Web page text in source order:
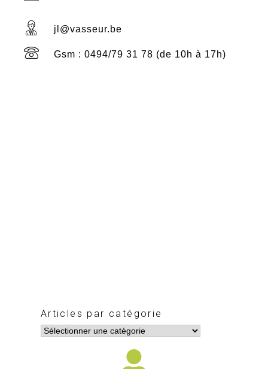
jl@vasseur.be
Gsm : 0494/79 31 78 (de 10h à 17h)
Articles par catégorie